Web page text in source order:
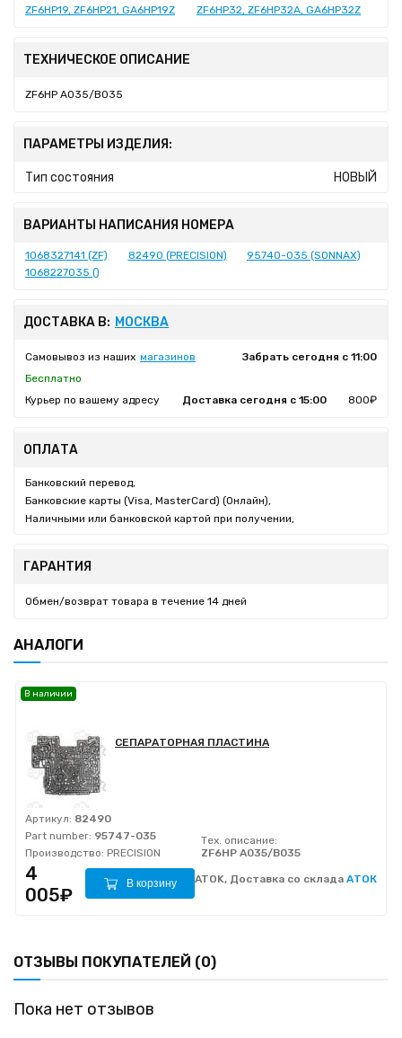
ZF6HP19, ZF6HP21, GA6HP19Z
ZF6HP32, ZF6HP32A, GA6HP32Z
ТЕХНИЧЕСКОЕ ОПИСАНИЕ
ZF6HP A035/B035
ПАРАМЕТРЫ ИЗДЕЛИЯ:
Тип состояния НОВЫЙ
ВАРИАНТЫ НАПИСАНИЯ НОМЕРА
1068327141 (ZF) 82490 (PRECISION)
95740-035 (SONNAX)
1068227035 ()
ДОСТАВКА В: МОСКВА
Самовывоз из наших магазинов
Забрать сегодня с 11:00
Бесплатно
Курьер по вашему адресу
Доставка сегодня с 15:00 800₽
ОПЛАТА
Банковский перевод,
Банковские карты (Visa, MasterCard) (Онлайн),
Наличными или банковской картой при получении,
ГАРАНТИЯ
Обмен/возврат товара в течение 14 дней
АНАЛОГИ
СЕПАРАТОРНАЯ ПЛАСТИНА
Артикул: 82490
Part number: 95747-035
Производство: PRECISION
Тех. описание:
ZF6HP A035/B035
В наличии
4
005₽
В корзину ATOK, Доставка со склада АТОК
ОТЗЫВЫ ПОКУПАТЕЛЕЙ (0)
Пока нет отзывов